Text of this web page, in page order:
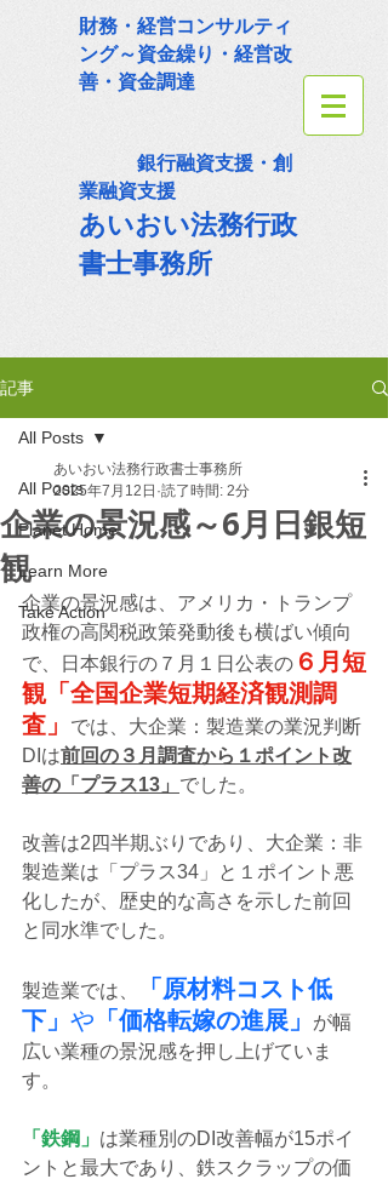
財務・経営コンサルティ
ング～資金繰り・経営改
善・資金調達
銀行融資支援・創
業融資支援
あいおい法務行政
書士事務所
記事
All Posts
Planet Home
Learn More
Take Action
All Posts
企業の景況感～6月日銀短
観
あいおい法務行政書士事務所
2025年7月12日 読了時間: 2分
企業の景況感は、アメリカ・トランプ
政権の高関税政策発動後も横ばい傾向
で、日本銀行の７月１日公表の ６月短
観「全国企業短期経済観測調
査」
では、大企業：製造業の業況判断
DIは前回の３月調査から１ポイント改
善の「プラス13」 でした。
改善は2四半期ぶりであり、大企業：非
製造業は「プラス34」と１ポイント悪
化したが、歴史的な高さを示した前回
と同水準でした。
製造業では、
「原材料コスト低
下」 や 「価格転嫁の進展」
が幅
広い業種の景況感を押し上げていま
す。
「鉄鋼」 は業種別のDI改善幅が15ポイ
ントと最大であり、鉄スクラップの価